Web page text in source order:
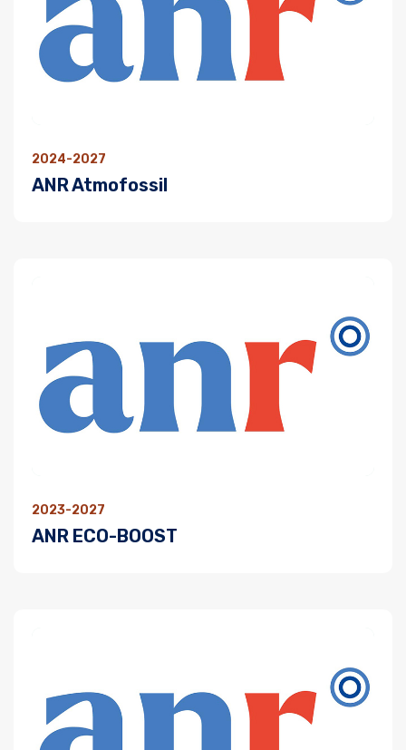
2024-2027
ANR Atmofossil
2023-2027
ANR ECO-BOOST